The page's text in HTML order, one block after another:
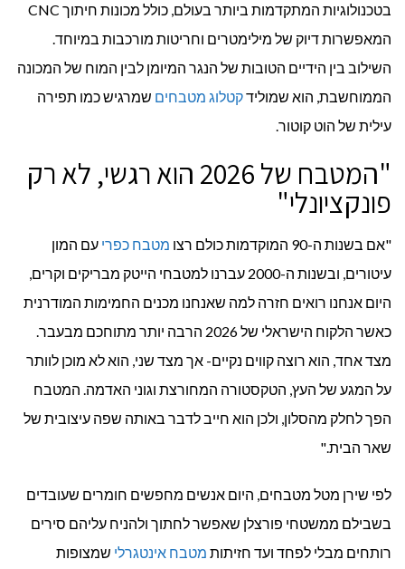
בטכנולוגיות המתקדמות ביותר בעולם, כולל מכונות חיתוך CNC
המאפשרות דיוק של מילימטרים וחריטות מורכבות במיוחד.
השילוב בין הידיים הטובות של הנגר המיומן לבין המוח של המכונה
הממוחשבת, הוא שמולידקטלוג מטבחים שמרגיש כמו תפירה
עילית של הוט קוטור.
"המטבח של 2026 הוא רגשי, לא רק
פונקציונלי"
"אם בשנות ה-90 המוקדמות כולם רצו מטבח כפרי עם המון
עיטורים, ובשנות ה-2000 עברנו למטבחי הייטק מבריקים וקרים,
היום אנחנו רואים חזרה למה שאנחנו מכנים החמימות המודרנית
כאשר הלקוח הישראלי של 2026 הרבה יותר מתוחכם מבעבר.
מצד אחד, הוא רוצה קווים נקיים- אך מצד שני, הוא לא מוכן לוותר
על המגע של העץ, הטקסטורה המחורצת וגוני האדמה. המטבח
הפך לחלק מהסלון, ולכן הוא חייב לדבר באותה שפה עיצובית של
שאר הבית."
לפי שירן מטל מטבחים, היום אנשים מחפשים חומרים שעובדים
בשבילם ממשטחי פורצלן שאפשר לחתוך ולהניח עליהם סירים
רותחים מבלי לפחד ועד חזיתות מטבח אינטגרלי שמצופות